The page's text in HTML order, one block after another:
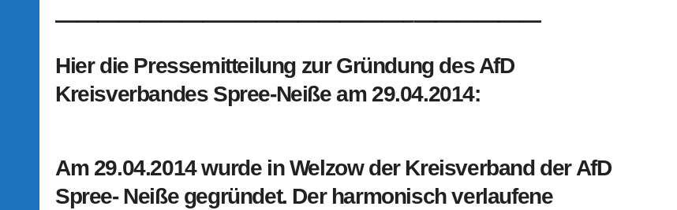
————————–————————–——————
Hier die Pressemitteilung zur Gründung des AfD
Kreisverbandes Spree-Neiße am 29.04.2014:
Am 29.04.2014 wurde in Welzow der Kreisverband der AfD
Spree- Neiße gegründet. Der harmonisch verlaufene